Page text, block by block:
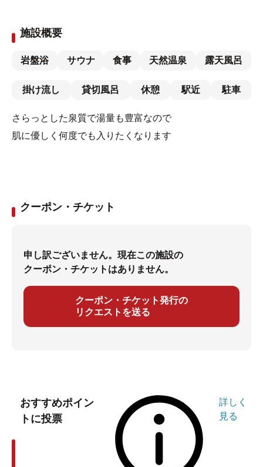
施設概要
岩盤浴 サウナ 食事 天然温泉 露天風呂
掛け流し 貸切風呂 休憩 駅近 駐車
さらっとした泉質で湯量も豊富なので
肌に優しく何度でも入りたくなります
クーポン・チケット
申し訳ございません。現在この施設の
クーポン・チケットはありません。
クーポン・チケット発行の
リクエストを送る
おすすめポイン
トに投票
詳しく
見る